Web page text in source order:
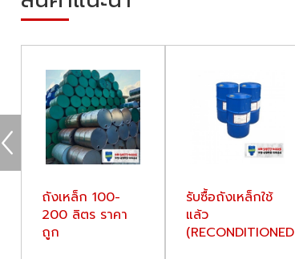
ถังเหล็ก 100-
200 ลิตร ราคา
ถูก
รับซื้อถังเหล็กใช้
แล้ว
(RECONDITIONED